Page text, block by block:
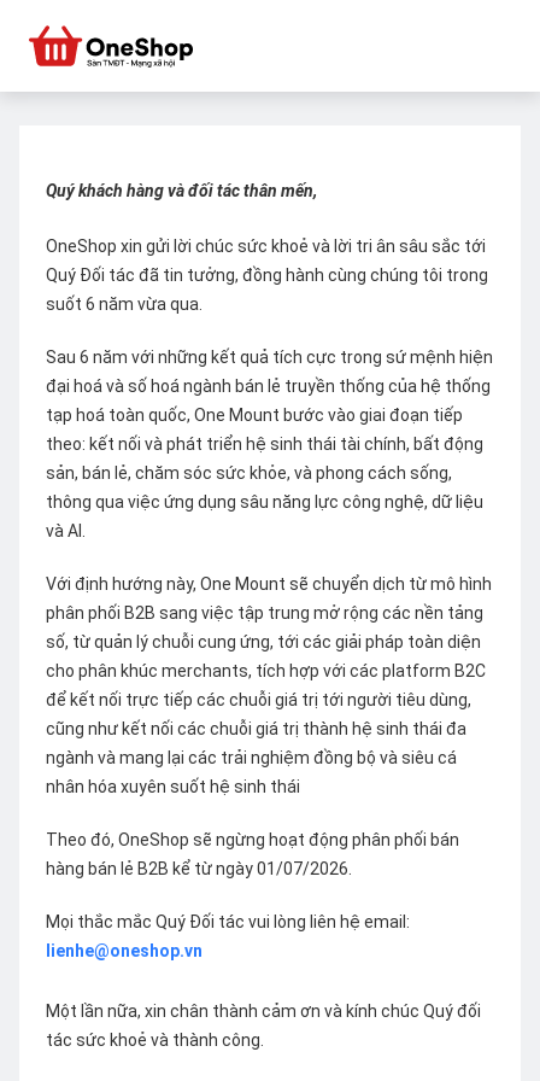
Quý khách hàng và đối tác thân mến,
OneShop xin gửi lời chúc sức khoẻ và lời tri ân sâu sắc tới
Quý Đối tác đã tin tưởng, đồng hành cùng chúng tôi trong
suốt 6 năm vừa qua.
Sau 6 năm với những kết quả tích cực trong sứ mệnh hiện
đại hoá và số hoá ngành bán lẻ truyền thống của hệ thống
tạp hoá toàn quốc, One Mount bước vào giai đoạn tiếp
theo: kết nối và phát triển hệ sinh thái tài chính, bất động
sản, bán lẻ, chăm sóc sức khỏe, và phong cách sống,
thông qua việc ứng dụng sâu năng lực công nghệ, dữ liệu
và AI.
Với định hướng này, One Mount sẽ chuyển dịch từ mô hình
phân phối B2B sang việc tập trung mở rộng các nền tảng
số, từ quản lý chuỗi cung ứng, tới các giải pháp toàn diện
cho phân khúc merchants, tích hợp với các platform B2C
để kết nối trực tiếp các chuỗi giá trị tới người tiêu dùng,
cũng như kết nối các chuỗi giá trị thành hệ sinh thái đa
ngành và mang lại các trải nghiệm đồng bộ và siêu cá
nhân hóa xuyên suốt hệ sinh thái
Theo đó, OneShop sẽ ngừng hoạt động phân phối bán
hàng bán lẻ B2B kể từ ngày 01/07/2026.
Mọi thắc mắc Quý Đối tác vui lòng liên hệ email:
lienhe@oneshop.vn
Một lần nữa, xin chân thành cảm ơn và kính chúc Quý đối
tác sức khoẻ và thành công.